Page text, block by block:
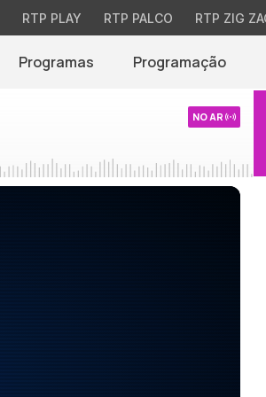
RTP PLAY RTP PALCO RTP ZIG
Programas Programação
NO AR